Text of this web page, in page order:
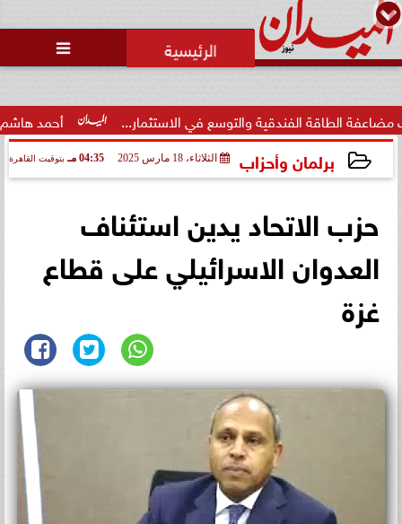

أحمد هاشم: الفندقية والتوسع في الاستثمار...
برلمان وأحزاب الثلاثاء، 18 مارس 2025 04:35 مـ بتوقيت القاهرة
حزب الاتحاد يدين استئناف
العدوان الاسرائيلي على قطاع
غزة